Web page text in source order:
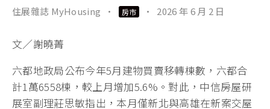
住展雜誌 MyHousing · 房市 · 2026 年 6 月 2 日
文／謝曉菁
六都地政局公布今年5月建物買賣移轉棟數，六都合
計1萬6558棟，較上月增加5.6%。對此，中信房屋研
展室副理莊思敏指出，本月僅新北與高雄在新案交屋